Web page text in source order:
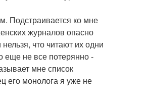
Подстраивается ко мне
журналов опасно
что читают их одни
еще не все потерянно -
мне список
его монолога я уже не